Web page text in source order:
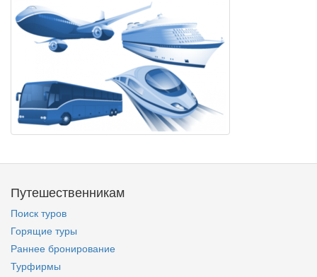
Путешественникам
Поиск туров
Горящие туры
Раннее бронирование
Турфирмы